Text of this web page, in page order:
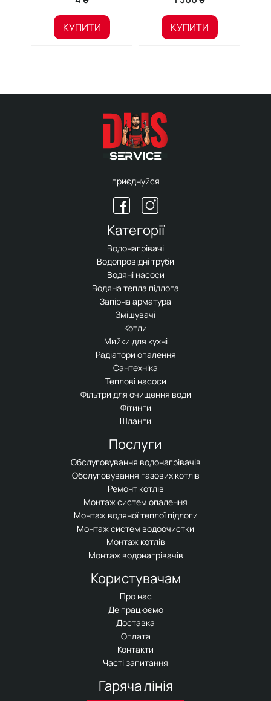
КУПИТИ КУПИТИ
приєднуйся
Категорії
Водонагрівачі
Водопровідні труби
Водяні насоси
Водяна тепла підлога
Запірна арматура
Змішувачі
Котли
Мийки для кухні
Радіатори опалення
Сантехніка
Теплові насоси
Фільтри для очищення води
Фітинги
Шланги
Послуги
Обслуговування водонагрівачів
Обслуговування газових котлів
Ремонт котлів
Монтаж систем опалення
Монтаж водяної теплої підлоги
Монтаж систем водоочистки
Монтаж котлів
Монтаж водонагрівачів
Користувачам
Про нас
Де працюємо
Доставка
Оплата
Контакти
Часті запитання
Гаряча лінія